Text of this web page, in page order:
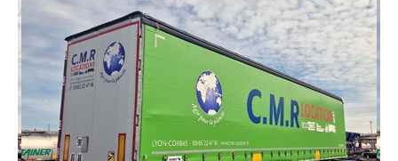
SEMI-REMORQUE BÂCHÉE
(TAUTLINER)
Idéale pour le transport de marchandises, elle
facilite le chargement et le déchargement grâce à
ses rideaux coulissants et détachables par les
côtés et par le toit.